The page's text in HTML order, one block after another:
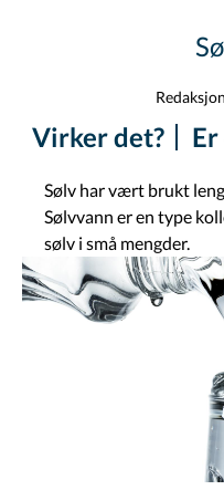
Virker det?
Sølv har vært brukt
Sølvvann er en type
sølv i små mengder.
Image